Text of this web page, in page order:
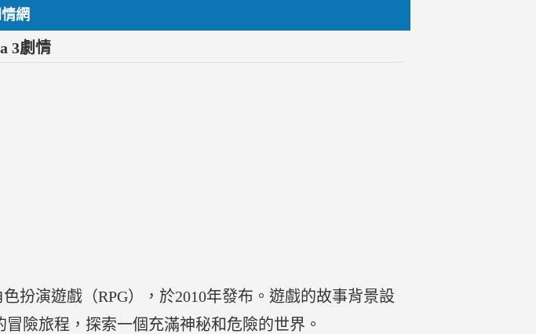
網
3劇情
扮演遊戲（RPG），於2010年發布。遊戲的故事背景設
險旅程，探索一個充滿神秘和危險的世界。